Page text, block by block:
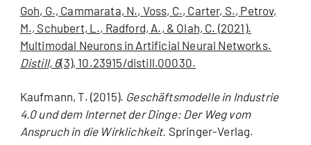
Goh, G., Cammarata, N., Voss, C., Carter, S., Petrov,
M., Schubert, L., Radford, A., & Olah, C. (2021).
Multimodal Neurons in Artificial Neural Networks.
Distill, 6(3), 10.23915/distill.00030.
Kaufmann, T. (2015). Geschäftsmodelle in Industrie
4.0 und dem Internet der Dinge: Der Weg vom
Anspruch in die Wirklichkeit. Springer-Verlag.